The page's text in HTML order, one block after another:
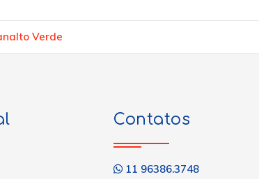
Verde
Contatos
11 96386.3748